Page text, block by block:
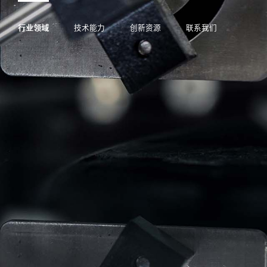
行业领域 技术能力 创新资源 联系我们